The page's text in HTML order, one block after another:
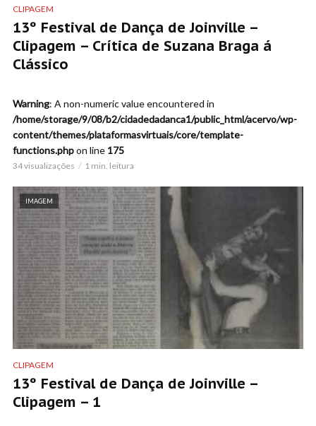
CLIPAGEM
13º Festival de Dança de Joinville –
Clipagem – Crítica de Suzana Braga á
Clássico
Warning: A non-numeric value encountered in
/home/storage/9/08/b2/cidadedadanca1/public_html/acervo/wp-
content/themes/plataformasvirtuais/core/template-
functions.phpon line 175
34 visualizações 1 min. leitura
IMAGEM
CLIPAGEM
13º Festival de Dança de Joinville –
Clipagem – 1